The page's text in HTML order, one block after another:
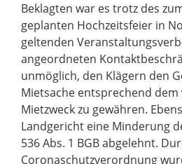
Beklagten war es trotz des
geplanten Hochzeitsfeier in
geltenden
angeordneten
unmöglich, den Klägern den
Mietsache entsprechend
Mietzweck zu gewähren.
Landgericht eine Minderung
536 Abs. 1 BGB abgelehnt.
Coronaschutzverordnung